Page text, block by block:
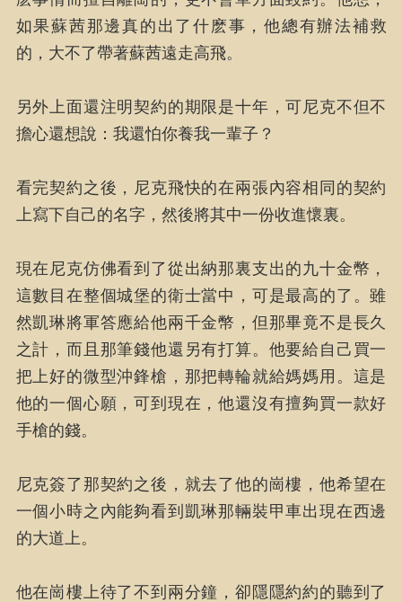
如果蘇茜那邊真的出了什麽事，他總有辦法補救
的，大不了帶著蘇茜遠走高飛。
另外上面還注明契約的期限是十年，可尼克不但不
擔心還想說：我還怕你養我一輩子？
看完契約之後，尼克飛快的在兩張內容相同的契約
上寫下自己的名字，然後將其中一份收進懷裏。
現在尼克仿佛看到了從出納那裏支出的九十金幣，
這數目在整個城堡的衛士當中，可是最高的了。雖
然凱琳將軍答應給他兩千金幣，但那畢竟不是長久
之計，而且那筆錢他還另有打算。他要給自己買一
把上好的微型沖鋒槍，那把轉輪就給媽媽用。這是
他的一個心願，可到現在，他還沒有擅夠買一款好
手槍的錢。
尼克簽了那契約之後，就去了他的崗樓，他希望在
一個小時之內能夠看到凱琳那輛裝甲車出現在西邊
的大道上。
他在崗樓上待了不到兩分鐘，卻隱隱約約的聽到了